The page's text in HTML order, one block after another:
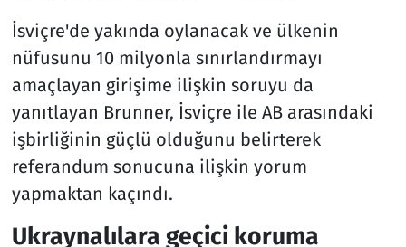
İsviçre'de yakında oylanacak ve ülkenin
nüfusunu 10 milyonla sınırlandırmayı
amaçlayan girişime ilişkin soruyu da
yanıtlayan Brunner, İsviçre ile AB arasındaki
işbirliğinin güçlü olduğunu belirterek
referandum sonucuna ilişkin yorum
yapmaktan kaçındı.
Ukraynalılara geçici koruma